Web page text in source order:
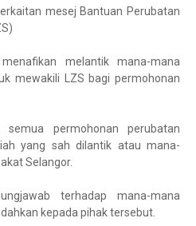
mesej Bantuan Perubatan
melantik mana-mana
mewakili LZS bagi permohonan
semua permohonan perubatan
yang sah dilantik atau mana-
Selangor.
terhadap mana-mana
kepada pihak tersebut.